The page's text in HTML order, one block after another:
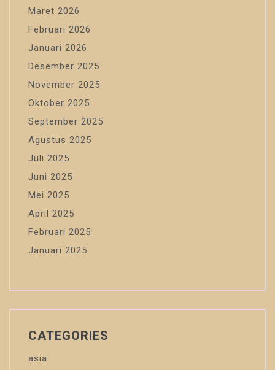
Maret 2026
Februari 2026
Januari 2026
Desember 2025
November 2025
Oktober 2025
September 2025
Agustus 2025
Juli 2025
Juni 2025
Mei 2025
April 2025
Februari 2025
Januari 2025
CATEGORIES
asia